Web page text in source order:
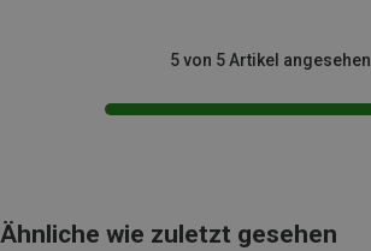
5 von 5 Artikel angesehen
Ähnliche wie zuletzt gesehen